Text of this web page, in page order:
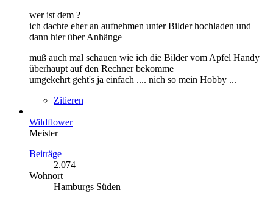
wer ist dem ?
ich dachte eher an aufnehmen unter Bilder hochladen und
dann hier über Anhänge
muß auch mal schauen wie ich die Bilder vom Apfel Handy
überhaupt auf den Rechner bekomme
umgekehrt geht's ja einfach .... nich so mein Hobby ...
Zitieren
Wildflower
Meister
Beiträge
2.074
Wohnort
Hamburgs Süden